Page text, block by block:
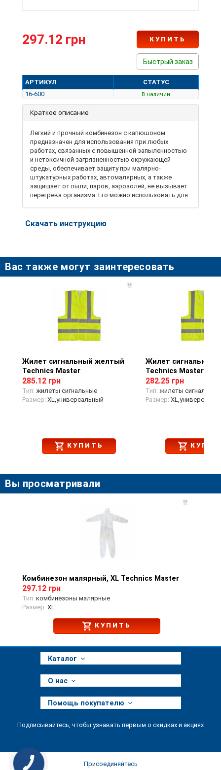
297.12 грн
Быстрый заказ
КУПИТЬ
АРТИКУЛ
СТАТУС
16-600
В наличии
Краткое описание
Легкий и прочный комбинезон с капюшоном
предназначен для использования при любых
работах, связанных с повышенной запыленностью
и нетоксичной загрязненностью окружающей
среды, обеспечивает защиту при малярно-
штукатурных работах, автомалярных, а также
защищает от пыли, паров, аэрозолей, не вызывает
перегрева организма. Его можно использовать для
Комбинезон изготовлен из легкого и дышащего
материала полипропилена PP повышенной
Комбинезон отличается удобством и высокой
прочностью, не сковывает движения, позволяет
работать на улице и в помещении.
Скачать инструкцию
Вас также могут заинтересовать
Просмотр товара
Жилет сигнальный желтый
Technics Master
285.12 грн
Тип: жилеты сигнальные
Размер: XL,универсальный
КУПИТЬ
Просмотр
Жилет сигнальный
Technics Master
282.25 грн
Тип: жилеты сигнальные
Размер:
Вы просматривали
Просмотр товара
Комбинезон малярный, XL Technics Master
297.12 грн
Тип: комбинезоны малярные
Размер: XL
КУПИТЬ
Каталог
О нас
Помощь покупателю
Подписывайтесь, чтобы узнавать первым о скидках и акциях
Присоединяйтесь
КНОПКА
ЗВ'ЯЗКУ